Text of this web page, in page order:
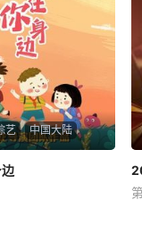
艺 中国大陆
身边